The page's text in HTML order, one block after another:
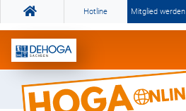
Hotline Mitglied werden
Gemeinsam